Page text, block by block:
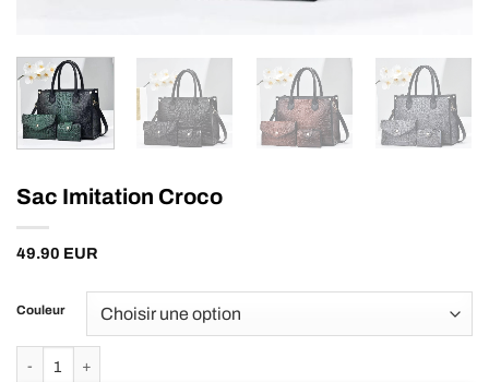
Sac Imitation Croco
49.90 EUR
Couleur